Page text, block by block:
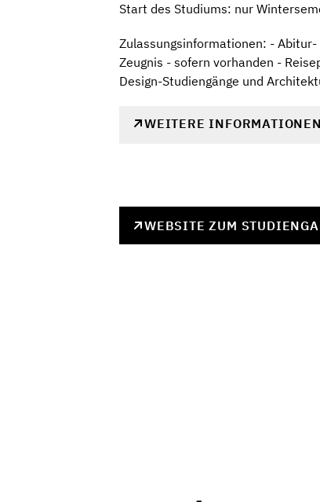
Start des Studiums: nur
Zulassungsinformationen: -
Zeugnis - sofern vorhanden -
Design-Studiengänge und
WEITERE
WEBSITE ZUM